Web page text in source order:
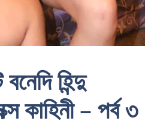
হিন্দু
কাহিনী – পর্ব ৩